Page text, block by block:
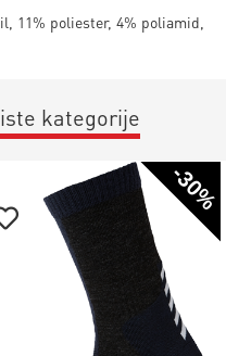
11% poliester, 4% poliamid,
kategorije
-30%